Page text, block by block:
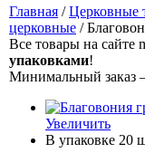
Главная /Церковные
церковные /
Все товары на сайте
упаковками!
Минимальный заказ
Увеличить
В упаковке 20